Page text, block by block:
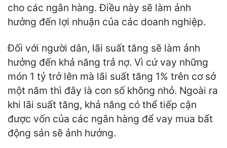
cho các ngân hàng. Điều này sẽ làm ảnh
hưởng đến lợi nhuận của các doanh nghiệp.
Đối với người dân, lãi suất tăng sẽ làm ảnh
hưởng đến khả năng trả nợ. Vì cứ vay những
món 1 tỷ trở lên mà lãi suất tăng 1% trên cơ sở
một năm thì đây là con số không nhỏ. Ngoài ra
khi lãi suất tăng, khả năng có thể tiếp cận
được vốn của các ngân hàng để vay mua bất
động sản sẽ ảnh hưởng.